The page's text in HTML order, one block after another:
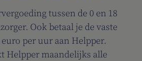
tussen de 0 en 18
Ook betaal je de vaste
per uur aan Helpper.
Helpper maandelijks alle